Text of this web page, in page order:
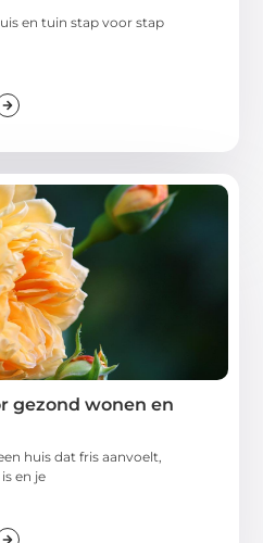
en tuin stap voor stap
gezond wonen en
huis dat fris aanvoelt,
en je